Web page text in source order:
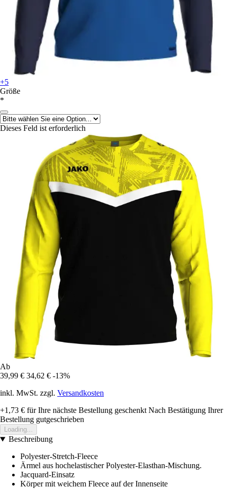
+5
Größe
*
Dieses Feld ist erforderlich
Ab
39,99 € 34,62 € -13%
inkl. MwSt. zzgl. Versandkosten
+1,73 € für Ihre nächste Bestellung geschenkt Nach Bestätigung Ihrer
Bestellung gutgeschrieben
Loading...
Beschreibung
Polyester-Stretch-Fleece
Ärmel aus hochelastischer Polyester-Elasthan-Mischung.
Jacquard-Einsatz
Körper mit weichem Fleece auf der Innenseite